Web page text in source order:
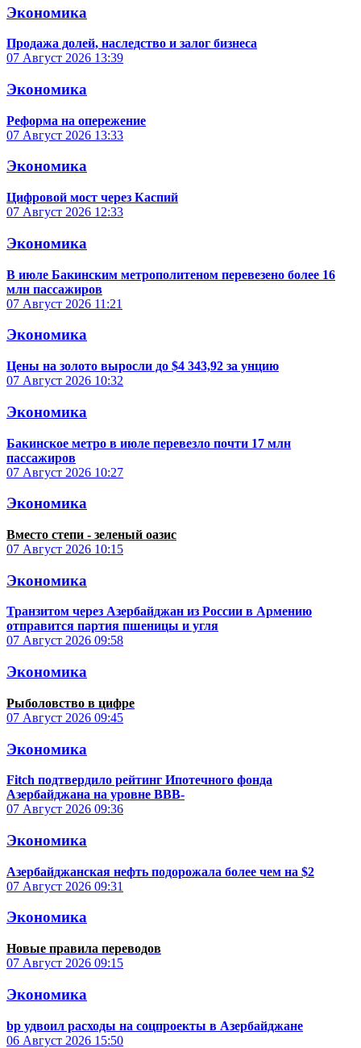
Экономика
Продажа долей, наследство и залог бизнеса
07 Август 2026 13:39
Экономика
Реформа на опережение
07 Август 2026 13:33
Экономика
Цифровой мост через Каспий
07 Август 2026 12:33
Экономика
В июле Бакинским метрополитеном перевезено более 16
млн пассажиров
07 Август 2026 11:21
Экономика
Цены на золото выросли до $4 343,92 за унцию
07 Август 2026 10:32
Экономика
Бакинское метро в июле перевезло почти 17 млн
пассажиров
07 Август 2026 10:27
Экономика
Вместо степи - зеленый оазис
07 Август 2026 10:15
Экономика
Транзитом через Азербайджан из России в Армению
отправится партия пшеницы и угля
07 Август 2026 09:58
Экономика
Рыболовство в цифре
07 Август 2026 09:45
Экономика
Fitch подтвердило рейтинг Ипотечного фонда
Азербайджана на уровне BBB-
07 Август 2026 09:36
Экономика
Азербайджанская нефть подорожала более чем на $2
07 Август 2026 09:31
Экономика
Новые правила переводов
07 Август 2026 09:15
Экономика
bp удвоил расходы на соцпроекты в Азербайджане
06 Август 2026 15:50